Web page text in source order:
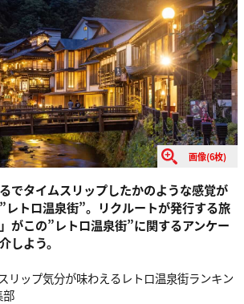
画像(6枚)
でタイムスリップしたかのような感覚が
レトロ温泉街”。リクルートが発行する旅
がこの”レトロ温泉街”に関するアンケー
しよう。
リップ気分が味わえるレトロ温泉街ランキン
部